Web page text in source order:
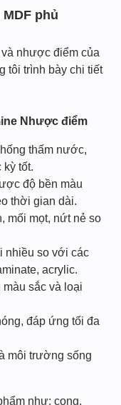
phủ
nhược điểm của
tôi trình bày chi tiết
Nhược điểm
thấm nước,
kỳ tốt.
độ bền màu
thời gian dài.
mối mọt, nứt nẻ so
nhiều so với các
acrylic.
sắc và loại
đáp ứng tối đa
môi trường sống
như: cong,